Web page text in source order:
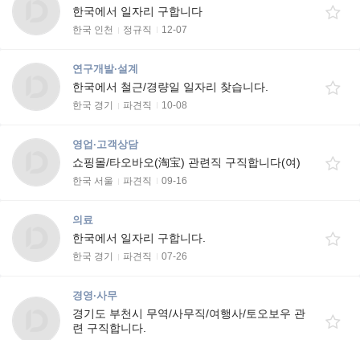
한국에서 일자리 구합니다
한국 인천 정규직 12-07
연구개발·설계
한국에서 철근/경량일 일자리 찾습니다.
한국 경기 파견직 10-08
영업·고객상담
쇼핑몰/타오바오(淘宝) 관련직 구직합니다(여)
한국 서울 파견직 09-16
의료
한국에서 일자리 구합니다.
한국 경기 파견직 07-26
경영·사무
경기도 부천시 무역/사무직/여행사/토오보우 관
련 구직합니다.